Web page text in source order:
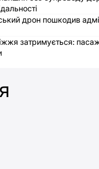
дрон пошкодив
затримується: